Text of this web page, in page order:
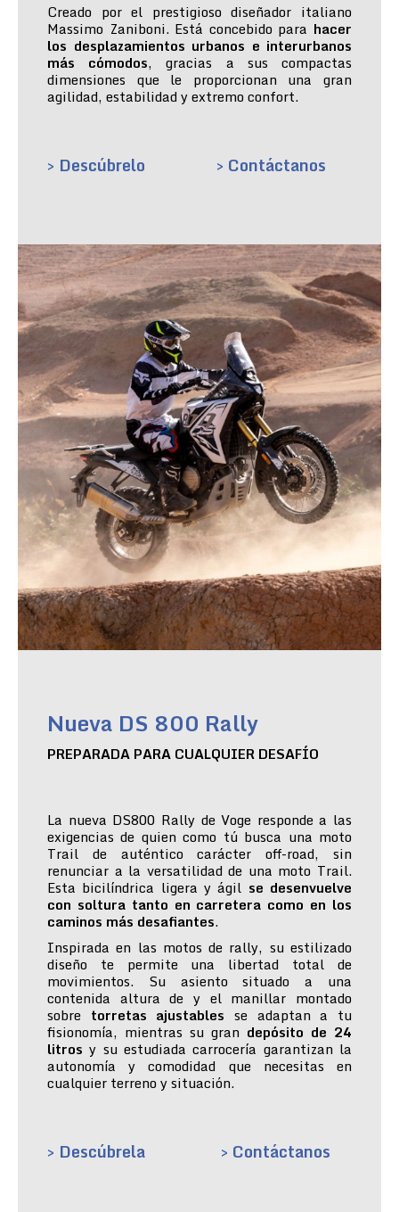
Creado por el prestigioso diseñador italiano
Massimo Zaniboni. Está concebido para hacer
los desplazamientos urbanos e interurbanos
más cómodos, gracias a sus compactas
dimensiones que le proporcionan una gran
agilidad, estabilidad y extremo confort.
> Descúbrelo > Contáctanos
Nueva DS 800 Rally
PREPARADA PARA CUALQUIER DESAFÍO
La nueva DS800 Rally de Voge responde a las
exigencias de quien como tú busca una moto
Trail de auténtico carácter off-road, sin
renunciar a la versatilidad de una moto Trail.
Esta bicilíndrica ligera y ágil se desenvuelve
con soltura tanto en carretera como en los
caminos más desafiantes.
Inspirada en las motos de rally, su estilizado
diseño te permite una libertad total de
movimientos. Su asiento situado a una
contenida altura de y el manillar montado
sobre torretas ajustables se adaptan a tu
fisionomía, mientras su gran depósito de 24
litros y su estudiada carrocería garantizan la
autonomía y comodidad que necesitas en
cualquier terreno y situación.
> Descúbrela > Contáctanos